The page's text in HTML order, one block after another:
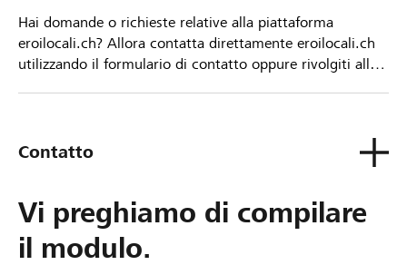
Hai domande o richieste relative alla piattaforma
eroilocali.ch? Allora contatta direttamente eroilocali.ch
utilizzando il formulario di contatto oppure rivolgiti alla
Contatto
Vi preghiamo di compilare
il modulo.